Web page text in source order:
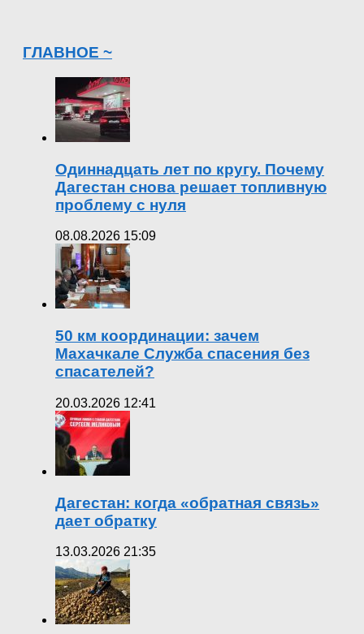
ГЛАВНОЕ ~
Одиннадцать лет по кругу. Почему
Дагестан снова решает топливную
проблему с нуля
08.08.2026 15:09
50 км координации: зачем
Махачкале Служба спасения без
спасателей?
20.03.2026 12:41
Дагестан: когда «обратная связь»
дает обратку
13.03.2026 21:35